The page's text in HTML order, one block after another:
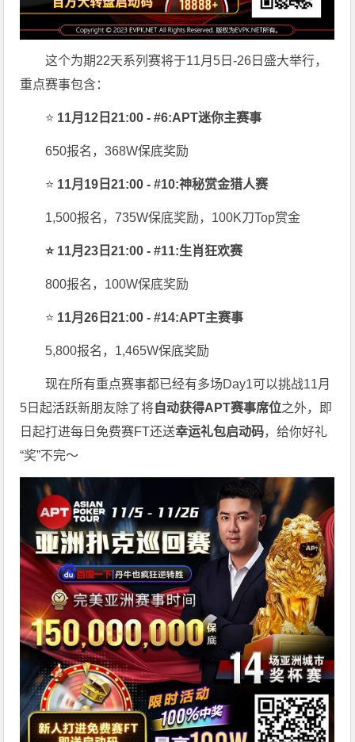
这个为期22天系列赛将于11月5日-26日盛大举行，
重点赛事包含：
⭐ 11月12日21:00 - #6:APT迷你主赛事
650报名，368W保底奖励
⭐ 11月19日21:00 - #10:神秘赏金猎人赛
1,500报名，735W保底奖励，100K刀Top赏金
⭐ 11月23日21:00 - #11:生肖狂欢赛
800报名，100W保底奖励
⭐ 11月26日21:00 - #14:APT主赛事
5,800报名，1,465W保底奖励
现在所有重点赛事都已经有多场Day1可以挑战11月
5日起活跃新朋友除了将 自动获得APT赛事席位之外，即
日起打进每日免费赛FT还送幸运礼包启动码，给你好礼
“奖”不完～